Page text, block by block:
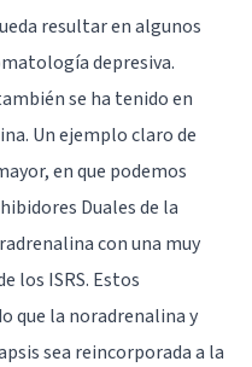
resultar en algunos
depresiva.
se ha tenido en
Un ejemplo claro de
en que podemos
Duales de la
con una muy
los ISRS. Estos
que la noradrenalina y
sea reincorporada a la